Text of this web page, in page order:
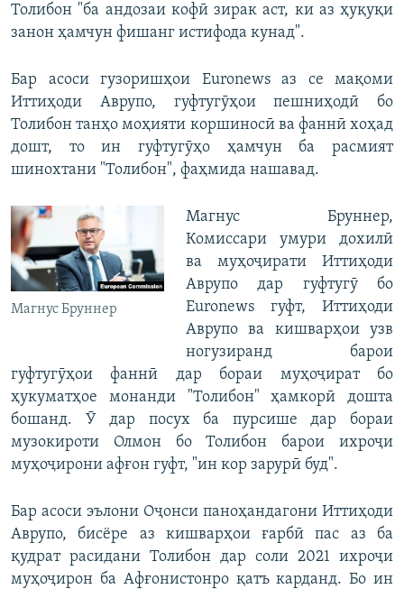
Толибон "ба андозаи кофӣ зирак аст, ки аз ҳуқуқи
занон ҳамчун фишанг истифода кунад".
Бар асоси гузоришҳои Euronews аз се мақоми
Иттиҳоди Аврупо, гуфтугӯҳои пешниҳодӣ бо
Толибон танҳо моҳияти коршиносӣ ва фаннӣ хоҳад
дошт, то ин гуфтугӯҳо ҳамчун ба расмият
шинохтани "Толибон", фаҳмида нашавад.
Магнус Бруннер
Магнус Бруннер,
Комиссари умури дохилӣ
ва муҳоҷирати Иттиҳоди
Аврупо дар гуфтугӯ бо
Euronews гуфт, Иттиҳоди
Аврупо ва кишварҳои узв
ногузиранд барои
гуфтугӯҳои фаннӣ дар бораи муҳоҷират бо
ҳукуматҳое монанди "Толибон" ҳамкорӣ дошта
бошанд. Ӯ дар посух ба пурсише дар бораи
музокироти Олмон бо Толибон барои ихроҷи
муҳоҷирони афғон гуфт, "ин кор зарурӣ буд".
Бар асоси эълони Оҷонси паноҳандагони Иттиҳоди
Аврупо, бисёре аз кишварҳои ғарбӣ пас аз ба
қудрат расидани Толибон дар соли 2021 ихроҷи
муҳоҷирон ба Афғонистонро қатъ карданд. Бо ин